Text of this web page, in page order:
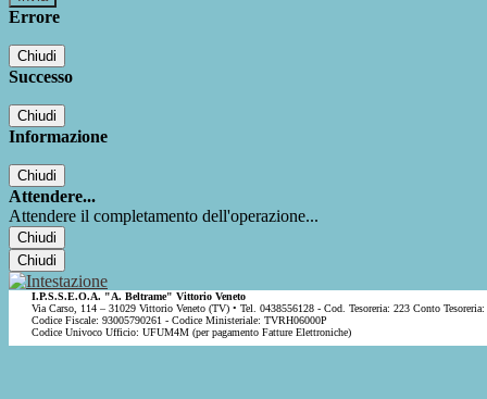
Errore
Chiudi
Successo
Chiudi
Informazione
Chiudi
Attendere...
Attendere il completamento dell'operazione...
Chiudi
Chiudi
I.P.S.S.E.O.A. "A. Beltrame" Vittorio Veneto
Via Carso, 114 – 31029 Vittorio Veneto (TV) • Tel. 0438556128 - Cod. Tesoreria: 223 Conto
Codice Fiscale: 93005790261 - Codice Ministeriale: TVRH06000P
Codice Univoco Ufficio: UFUM4M (per pagamento Fatture Elettroniche)